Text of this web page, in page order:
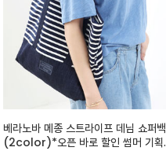
베라노바 메종 스트라이프 데님 쇼퍼백
(2color)*오픈 바로 할인 썸머 기획